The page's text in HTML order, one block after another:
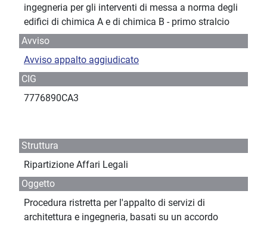
ingegneria per gli interventi di messa a norma degli
edifici di chimica A e di chimica B - primo stralcio
Avviso
Avviso appalto aggiudicato
CIG
7776890CA3
Struttura
Ripartizione Affari Legali
Oggetto
Procedura ristretta per l'appalto di servizi di
architettura e ingegneria, basati su un accordo